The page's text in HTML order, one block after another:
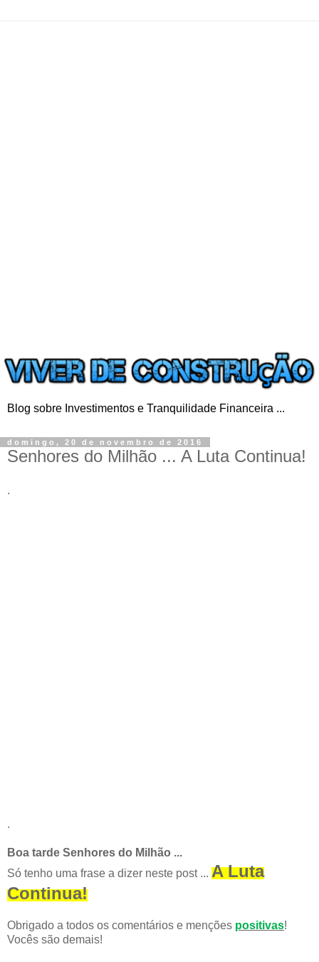
Blog sobre Investimentos e Tranquilidade Financeira ...
domingo, 20 de novembro de 2016
Senhores do Milhão ... A Luta Continua!
.
.
Boa tarde Senhores do Milhão ...
Só tenho uma frase a dizer neste post ... A Luta
Continua!
Obrigado a todos os comentários e menções positivas!
Vocês são demais!